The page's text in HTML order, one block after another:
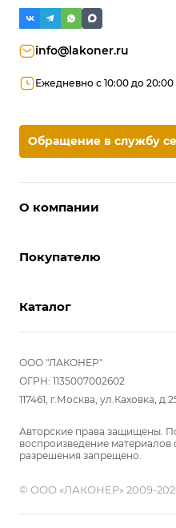
О компании
Условия работы
Отзывы
Вопрос-ответ
Покупателю
Вызвать дизайнера
Реализованные проекты
Комплектуем шкаф-купе
Каталог
Шкафы
Прихожие
Гостиные
Гардеробные
Детские
Кухни
Мебель в ванную
Распродажа
ООО "ЛАКОНЕР"
ОГРН: 1135007002602
117461, г.Москва, ул.Каховка,
Авторские права защищены.
воспроизведение материалов
разрешения запрещено.
© ООО «ЛАКОНЕР» 2009-
info@lakoner.ru
Ежедневно с 10:00 до 20:00
Обращение в службу